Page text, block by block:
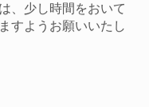
、少し時間をおいて
すようお願いいたし